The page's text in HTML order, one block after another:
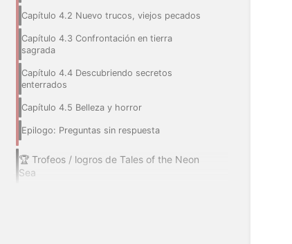
Capítulo 4.2 Nuevo trucos, viejos pecados
Capítulo 4.3 Confrontación en tierra
sagrada
Capítulo 4.4 Descubriendo secretos
enterrados
Capítulo 4.5 Belleza y horror
Epilogo: Preguntas sin respuesta
🏆 Trofeos / logros de Tales of the Neon
Sea